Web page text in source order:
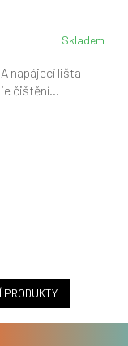
Skladem
napájecí lišta
čištění...